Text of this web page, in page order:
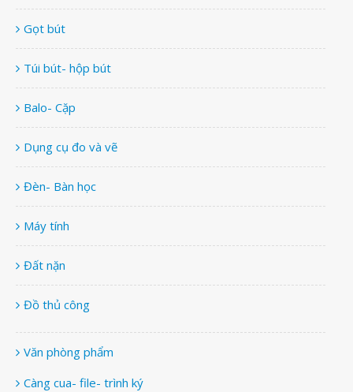
Gọt bút
Túi bút- hộp bút
Balo- Cặp
Dụng cụ đo và vẽ
Đèn- Bàn học
Máy tính
Đất nặn
Đồ thủ công
Văn phòng phẩm
Càng cua- file- trình ký